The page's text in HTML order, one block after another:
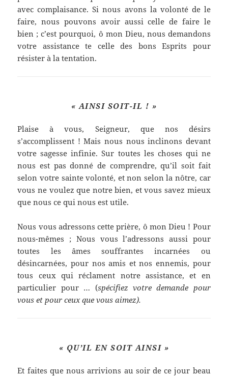
avec complaisance. Si nous avons la volonté de le
faire, nous pouvons avoir aussi celle de faire le
bien ; c’est pourquoi, ô mon Dieu, nous demandons
votre assistance te celle des bons Esprits pour
résister à la tentation.
« AINSI SOIT-IL ! »
Plaise à vous, Seigneur, que nos désirs
s’accomplissent ! Mais nous nous inclinons devant
votre sagesse infinie. Sur toutes les choses qui ne
nous est pas donné de comprendre, qu’il soit fait
selon votre sainte volonté, et non selon la nôtre, car
vous ne voulez que notre bien, et vous savez mieux
que nous ce qui nous est utile.
Nous vous adressons cette prière, ô mon Dieu ! Pour
nous-mêmes ; Nous vous l’adressons aussi pour
toutes les âmes souffrantes incarnées ou
désincarnées, pour nos amis et nos ennemis, pour
tous ceux qui réclament notre assistance, et en
particulier pour … (spécifiez votre demande pour
vous et pour ceux que vous aimez).
« QU’IL EN SOIT AINSI »
Et faites que nous arrivions au soir de ce jour beau